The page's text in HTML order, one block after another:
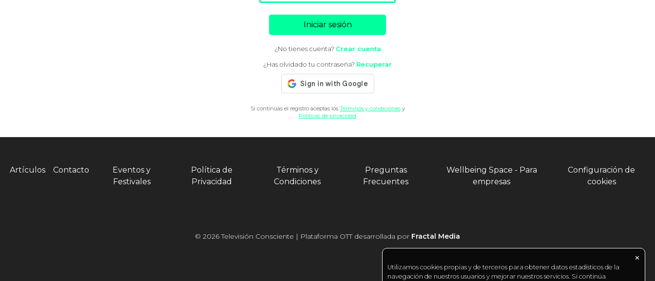
Iniciar sesión
¿No tienes cuenta? Crear cuenta
¿Has olvidado tu contraseña? Recuperar
Si continúas el registro aceptas los Términos y condicionesy
Políticas de privacidad
Artículos Contacto
Eventos y
Festivales
Política de
Privacidad
Términos y
Condiciones
Preguntas
Frecuentes
Wellbeing Space - Para
empresas
Configuración de
cookies
© 2026 Televisión Consciente | Plataforma OTT desarrollada por Fractal Media
✕
Utilizamos cookies propias y de terceros para obtener datos estadísticos de la
navegación de nuestros usuarios y mejorar nuestros servicios. Si continúa